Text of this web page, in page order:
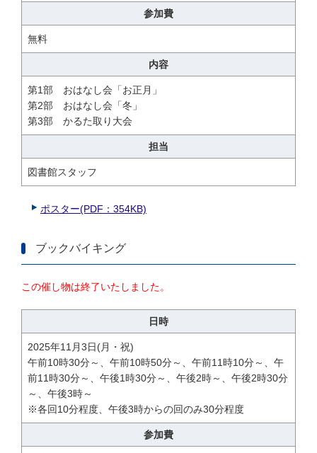
参加費
無料
内容
第1部 おはなし会「お正月」
第2部 おはなし会「冬」
第3部 かるた取り大会
担当
図書館スタッフ
ポスター(PDF：354KB)
ブックバイキング
この催し物は終了いたしました。
日時
2025年11月3日(月・祝)
午前10時30分～、午前10時50分～、午前11時10分～、午
前11時30分～、午後1時30分～、午後2時～、午後2時30分
～、午後3時～
※各回10分程度、午後3時からの回のみ30分程度
参加費